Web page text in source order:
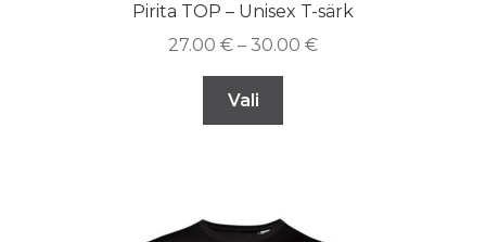
Pirita TOP – Unisex T-särk
27.00 € – 30.00 €
Vali